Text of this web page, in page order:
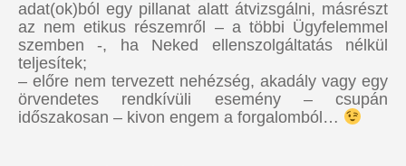
adat(ok)ból egy pillanat alatt átvizsgálni, másrészt
az nem etikus részemről – a többi Ügyfelemmel
szemben -, ha Neked ellenszolgáltatás nélkül
teljesítek;
– előre nem tervezett nehézség, akadály vagy egy
örvendetes rendkívüli esemény – csupán
időszakosan – kivon engem a forgalomból…